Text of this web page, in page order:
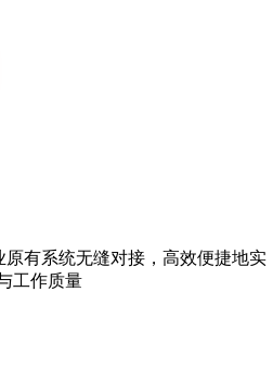
有系统无缝对接，高效便捷地实
工作质量